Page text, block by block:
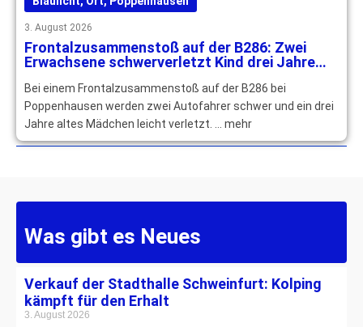
3. August 2026
Frontalzusammenstoß auf der B286: Zwei
Erwachsene schwerverletzt Kind drei Jahre
Bei einem Frontalzusammenstoß auf der B286 bei
Poppenhausen werden zwei Autofahrer schwer und ein drei
Jahre altes Mädchen leicht verletzt. … mehr
Was gibt es Neues
Verkauf der Stadthalle Schweinfurt: Kolping
kämpft für den Erhalt
3. August 2026